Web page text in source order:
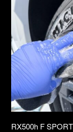
RX500h F